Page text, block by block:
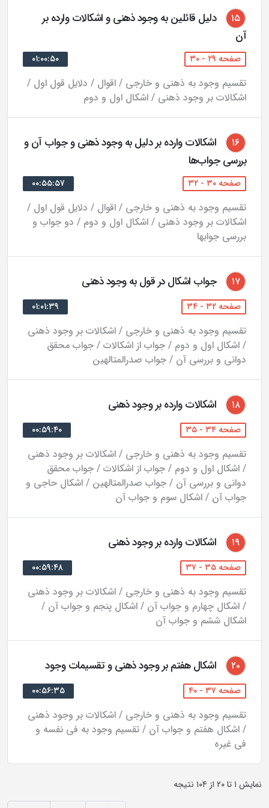
عقلى مى‌كنند، اما در خارج قابل قسمت نيستند. علامه
طباطبايى قول ذيمقراطيس را با قدرى اصلاح پذيرفته است.
ج)- بر اساس تفسير صدرالمتألهين از معلول و اينكه معلول
حقيقتى جز وابستگى به علت ندارد، مرحوم علامه طباطبايى
بر بطلان تسلسل چنين اقامه برهان نموده است كه با فرض
تسلسل، بى‌نهايت معلول خواهيم داشت بدون علت و چون
معلول عين فقر و وابستگى است بى‌نهايت حقايقى كه عين
ربط و وابستگى هستند خواهيم داشت بدون اينكه حقيقتى
كه به آن وابسته هستند موجود باشد و اين محال است.[4]
د)- بر طبق نظر علامه طباطبايى در تقسيم موجود مطلق به
واحد و كثير مابه‌الامتياز عين مابه‌الاختلاف است و در نتيجه
تشكيكى است و هيچ‌يك از انواع معروف و چهارگانه تقابل در
مورد آنها صادق نيست.[5]
ه)- گفته شده كه سرعت و بطؤ تقابل دارند و تقابلشان هم
تضاد است، ولى به نظر استاد علامه طباطبايى، اين دو وصف
آن دو غايت خلاف باشد و در سرعت و بطء، اين وصف
محقق نيست؛ زيرا هيچ سريعى نيست جز آنكه مى‌توان
سريع‌تر از او را تصور كرد و همچنين هيچ بطيئى نيست جز
آنكه مى‌شود بطىءتر از او را در نظر گرفت و حقّ آن است كه
سرعت و بطء دو وصف اضافى هستند.[6]
ز)- بنا بر نظر استاد علامه طباطبايى، علم حصولى در واقع
علم حضورى است و حصولى بودن آن توهم نفس است.
ايشان چنان‌كه در كتاب نهايه نيز توضيح داده است ادراك
حصولى را در حقيقت مشاهده حضورى موجود مثالى يا
عقلى مى‌داند كه نه از راه نزدیک، بلكه از راه دور ادراك
مى‌شود.[7]
ح)- حكما اراده را علم واجب به نظام اصلح دانسته‌اند و آن را
از صفات ذاتى حق تعالى بشمار آورده‌اند. همچنين كشف ذات
حق از كمالات و آثار مترتب بر آن را كلام ذاتى ناميده‌اند.
مرحوم علامه مى‌فرمايد در اين مطلب كه ذكر شد، معناى
اراده و كلام به وجهى از وجوه علم و قدرت به‌صورت تحليلى
برگشت داده شده است و در اين صورت ديگر نيازى نيست
كه از علم و قدرت تفكيك شوند و همچنين علم و قدرت كه
۱۵
دلیل قائلین به وجود ذهنی و اشکالات وارده بر
آن
صفحه ۲۹ - ۳۰ ۰۱:۰۰:۵۰
تقسیم وجود به ذهنی و خارجی / اقوال / دلایل قول اول /
اشکالات بر وجود ذهنی / اشکال اول و دوم
۱۶
اشکالات وارده بر دلیل به وجود ذهنی و جواب آن و
بررسی جواب‌ها
صفحه ۳۰ - ۳۲ ۰۰:۵۵:۵۷
تقسیم وجود به ذهنی و خارجی / اقوال / دلایل قول اول /
اشکالات بر وجود ذهنی / اشکال اول و دوم / دو جواب و
بررسی جوابها
۱۷ جواب اشکال در قول به وجود ذهنی
صفحه ۳۲ - ۳۴ ۰۱:۰۱:۳۹
تقسیم وجود به ذهنی و خارجی / اشکالات بر وجود ذهنی
/ اشکال اول و دوم / جواب از اشکالات / جواب محقق
دوانی و بررسی آن / جواب صدرالمتالهین
۱۸ اشکالات وارده بر وجود ذهنی
صفحه ۳۴ - ۳۵ ۰۰:۵۹:۴۰
تقسیم وجود به ذهنی و خارجی / اشکالات بر وجود ذهنی
/ اشکال اول و دوم / جواب از اشکالات / جواب محقق
دوانی و بررسی آن / جواب صدرالمتالهین / اشکال حاجی و
جواب آن / اشکال سوم و جواب آن
۱۹ اشکالات وارده بر وجود ذهنی
صفحه ۳۵ - ۳۷ ۰۰:۵۹:۴۸
تقسیم وجود به ذهنی و خارجی / اشکالات بر وجود ذهنی
/ اشکال چهارم و جواب آن / اشکال پنجم و جواب آن /
اشکال ششم و جواب آن
۲۰ اشکال هفتم بر وجود ذهنی و تقسیمات وجود
صفحه ۳۷ - ۴۰ ۰۰:۵۶:۳۵
تقسیم وجود به ذهنی و خارجی / اشکالات بر وجود ذهنی
/ اشکال هفتم و جواب آن / تقسیم وجود به فی نفسه و
فی غیره
نمایش ۱تا۲۰ از ۱۰۴ نتیجه